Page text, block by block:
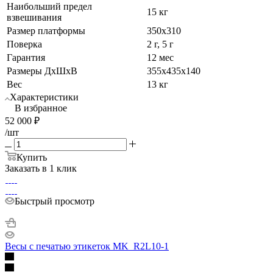
Наибольший предел
взвешивания
15 кг
Размер платформы
350x310
Поверка
2 г, 5 г
Гарантия
12 мес
Размеры ДхШхВ
355x435x140
Вес
13 кг
Характеристики
В избранное
52 000 ₽
/шт
Купить
Заказать в 1 клик
Быстрый просмотр
Весы с печатью этикеток MK_R2L10-1